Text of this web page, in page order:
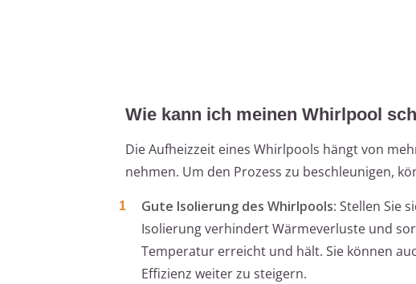
Wie kann ich meinen Whirlpool
Die Aufheizzeit eines Whirlpools hängt von
nehmen. Um den Prozess zu beschleunigen,
Gute Isolierung des Whirlpools: Stellen Sie
Isolierung verhindert Wärmeverluste und
Temperatur erreicht und hält. Sie können
Effizienz weiter zu steigern.